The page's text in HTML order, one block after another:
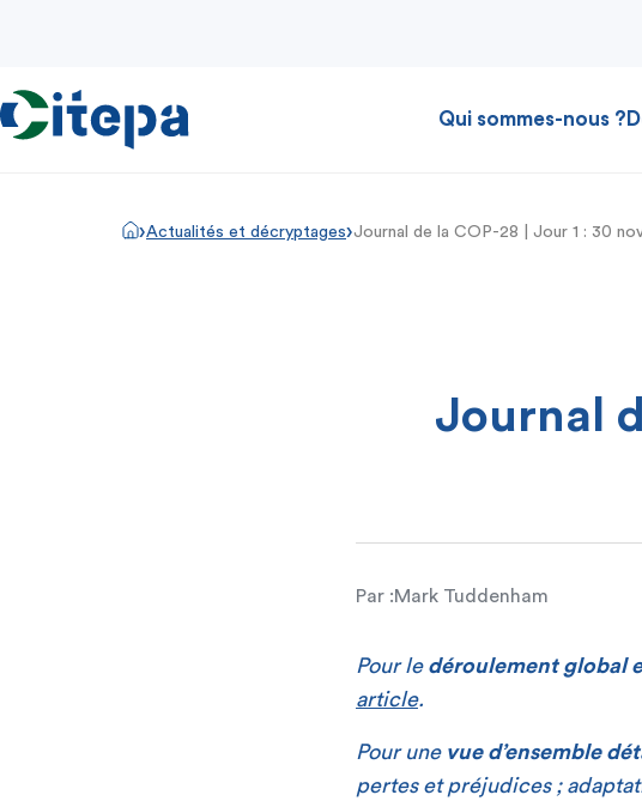
Qui sommes-nous ?
›Actualités et décryptages›Journal de la COP-28 | Jour 1 : 30
Journal
Par :Mark Tuddenham
Pour le déroulement global
article.
Pour une vue d’ensemble
pertes et préjudices ;